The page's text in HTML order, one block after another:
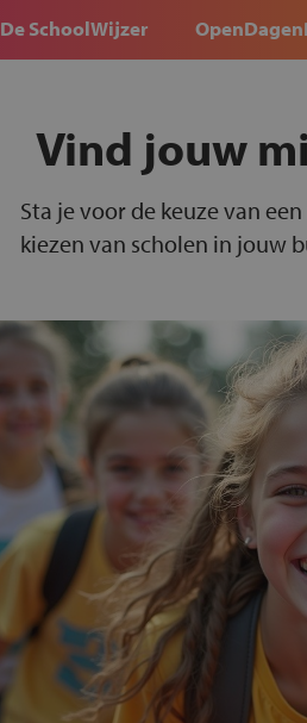
De SchoolWijzer
Vind jouw
Sta je voor de keuze van
kiezen van scholen in jouw